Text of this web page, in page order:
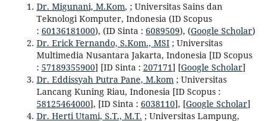
Dr. Migunani, M.Kom, ; Universitas Sains dan
Teknologi Komputer, Indonesia (ID Scopus
: 60136181000), (ID Sinta : 6089509), (Google Scholar)
Dr. Erick Fernando, S.Kom., MSI; Universitas
Multimedia Nusantara Jakarta, Indonesia [ID Scopus
: 57189355900] [ID Sinta : 207171] [Google Scholar]
Dr. Eddissyah Putra Pane, M.kom; Universitas
Lancang Kuning Riau, Indonesia [ID Scopus :
58125464000], [ID Sinta : 6038110], [Google Scholar]
Dr. Herti Utami, S.T., M.T. ; Universitas Lampung,